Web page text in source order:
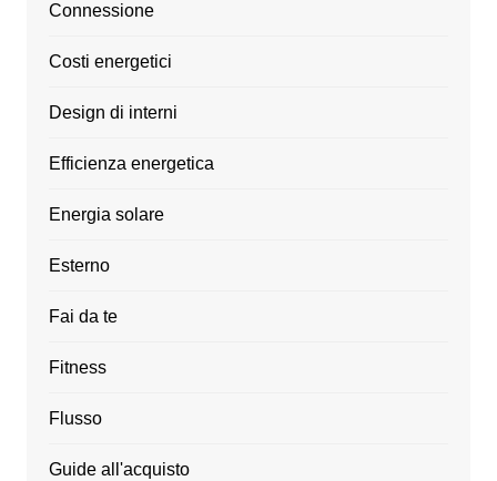
Connessione
Costi energetici
Design di interni
Efficienza energetica
Energia solare
Esterno
Fai da te
Fitness
Flusso
Guide all'acquisto